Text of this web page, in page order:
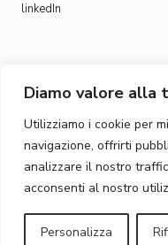
Diamo valore alla
Utilizziamo i cookie per
navigazione, offrirti
analizzare il nostro
acconsenti al nostro
Personalizza
linkedIn
©
Privacy & Cookie Policy